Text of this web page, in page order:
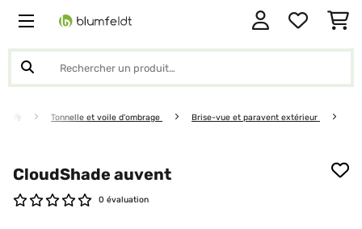
Tonnelle et voile d'ombrage Brise-vue et paravent extérieur
CloudShade auvent
0 évaluation